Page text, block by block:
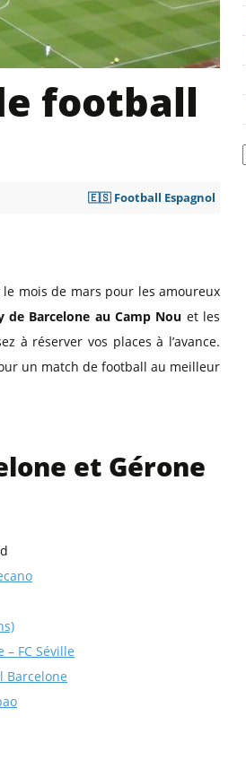
football
🇪🇸 Football Espagnol
mois de mars pour les amoureux
de Barcelone au Camp Nou et les
à réserver vos places à l’avance.
un match de football au meilleur
et Gérone
– FC Séville
Barcelone